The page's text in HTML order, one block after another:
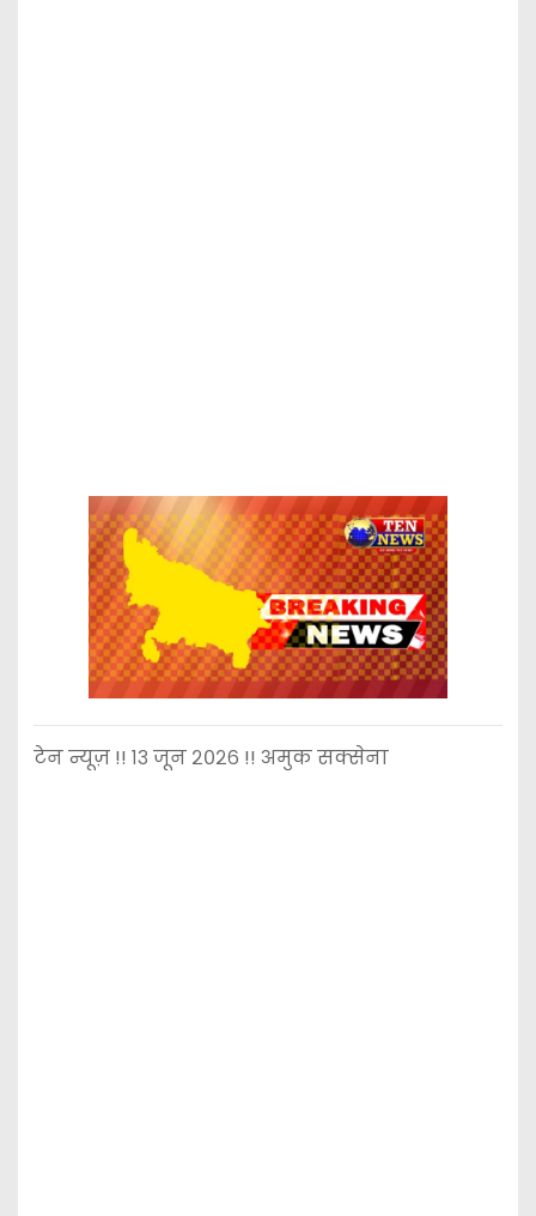
टेन न्यूज़ !! १३ जून २०२६ !! अमुक सक्सेना